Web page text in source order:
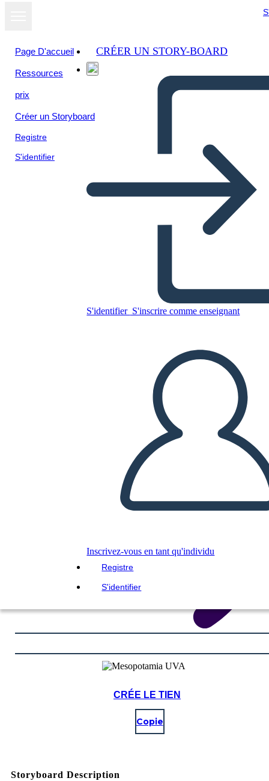
Page D'accueil
Ressources
prix
Créer un Storyboard
Registre
S'identifier
CRÉER UN STORY-BOARD
S'identifier S'inscrire comme enseignant
Inscrivez-vous en tant qu'individu
Registre
S'identifier
LIRE LE DIAPORAMA
LIS-MOI
CRÉE LE TIEN
Copie
Storyboard Description